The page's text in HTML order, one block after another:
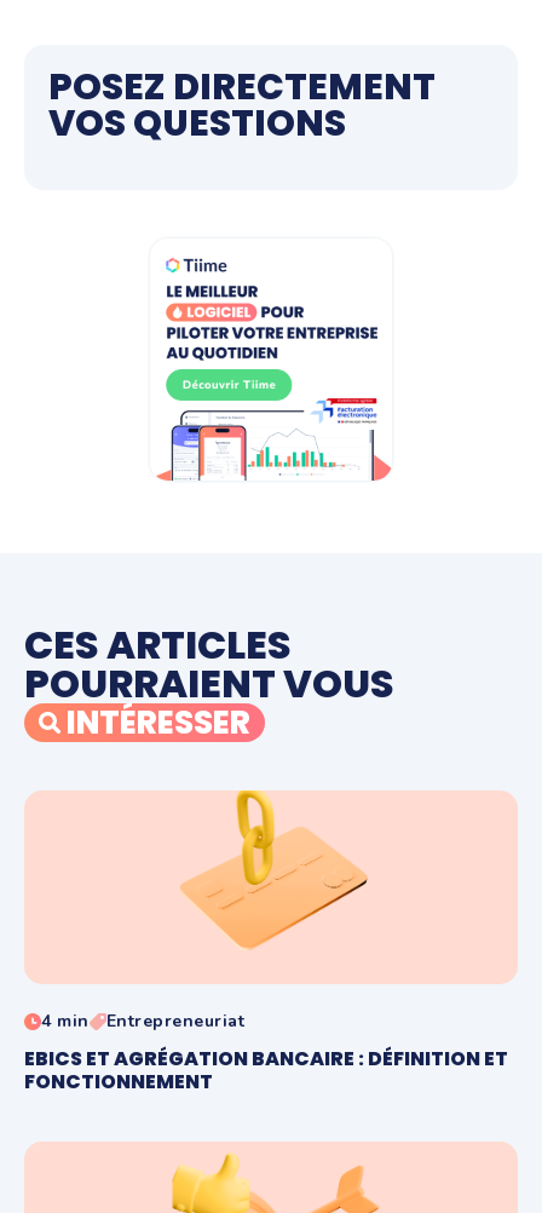
POSEZ DIRECTEMENT
VOS QUESTIONS
CES ARTICLES
POURRAIENT VOUS
INTÉRESSER
4 min Entrepreneuriat
EBICS ET AGRÉGATION BANCAIRE : DÉFINITION ET
FONCTIONNEMENT